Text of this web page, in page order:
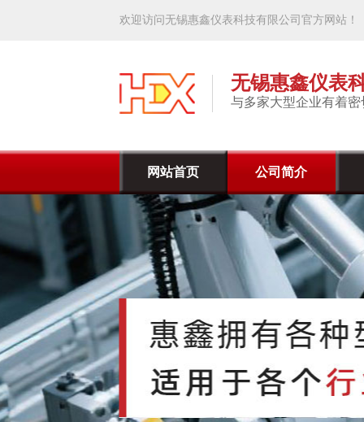
欢迎访问无锡惠鑫仪表科技有限公司官方网站！
无锡惠鑫仪表
与多家大型企业有着
网站首页 公司简介